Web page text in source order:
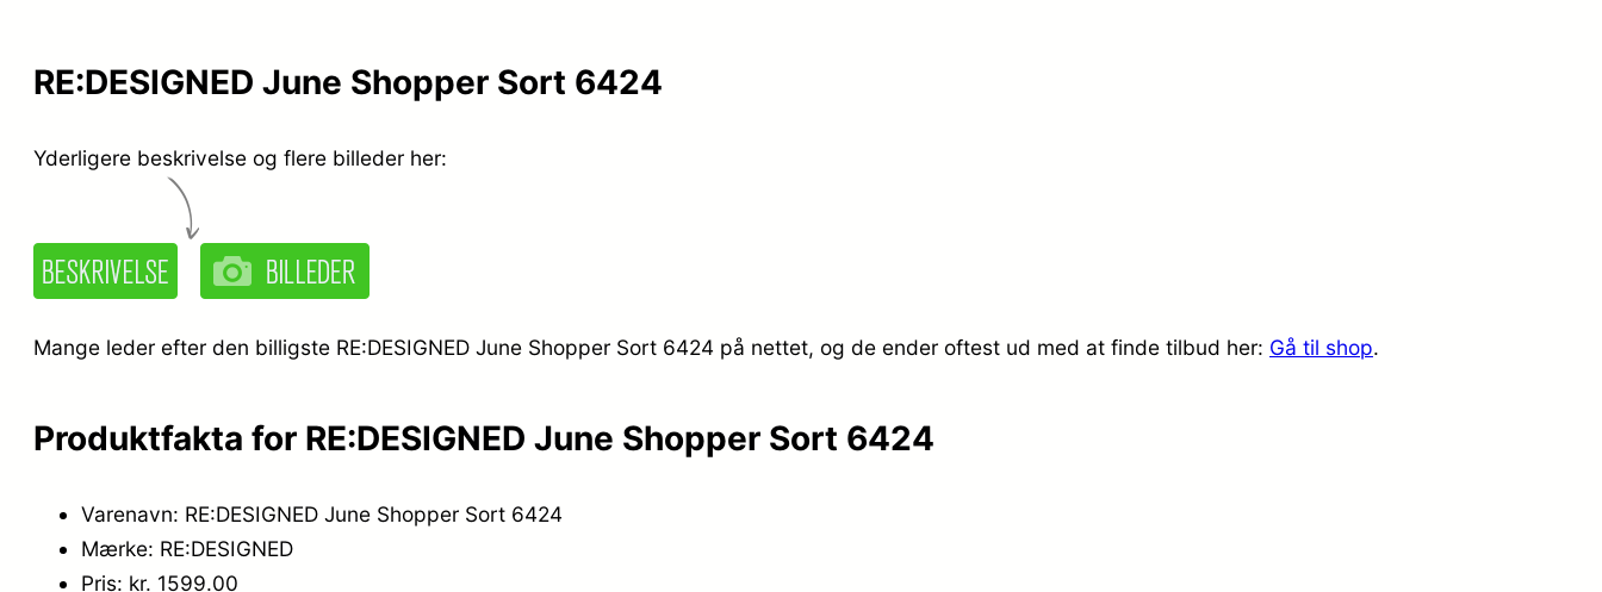
RE:DESIGNED June Shopper Sort 6424
Yderligere beskrivelse og flere billeder her:
Mange leder efter den billigste RE:DESIGNED June Shopper Sort 6424 på nettet, og de ender oftest ud med at finde tilbud her: Gå til shop.
Produktfakta for RE:DESIGNED June Shopper Sort 6424
Varenavn: RE:DESIGNED June Shopper Sort 6424
Mærke: RE:DESIGNED
Pris: kr. 1599.00